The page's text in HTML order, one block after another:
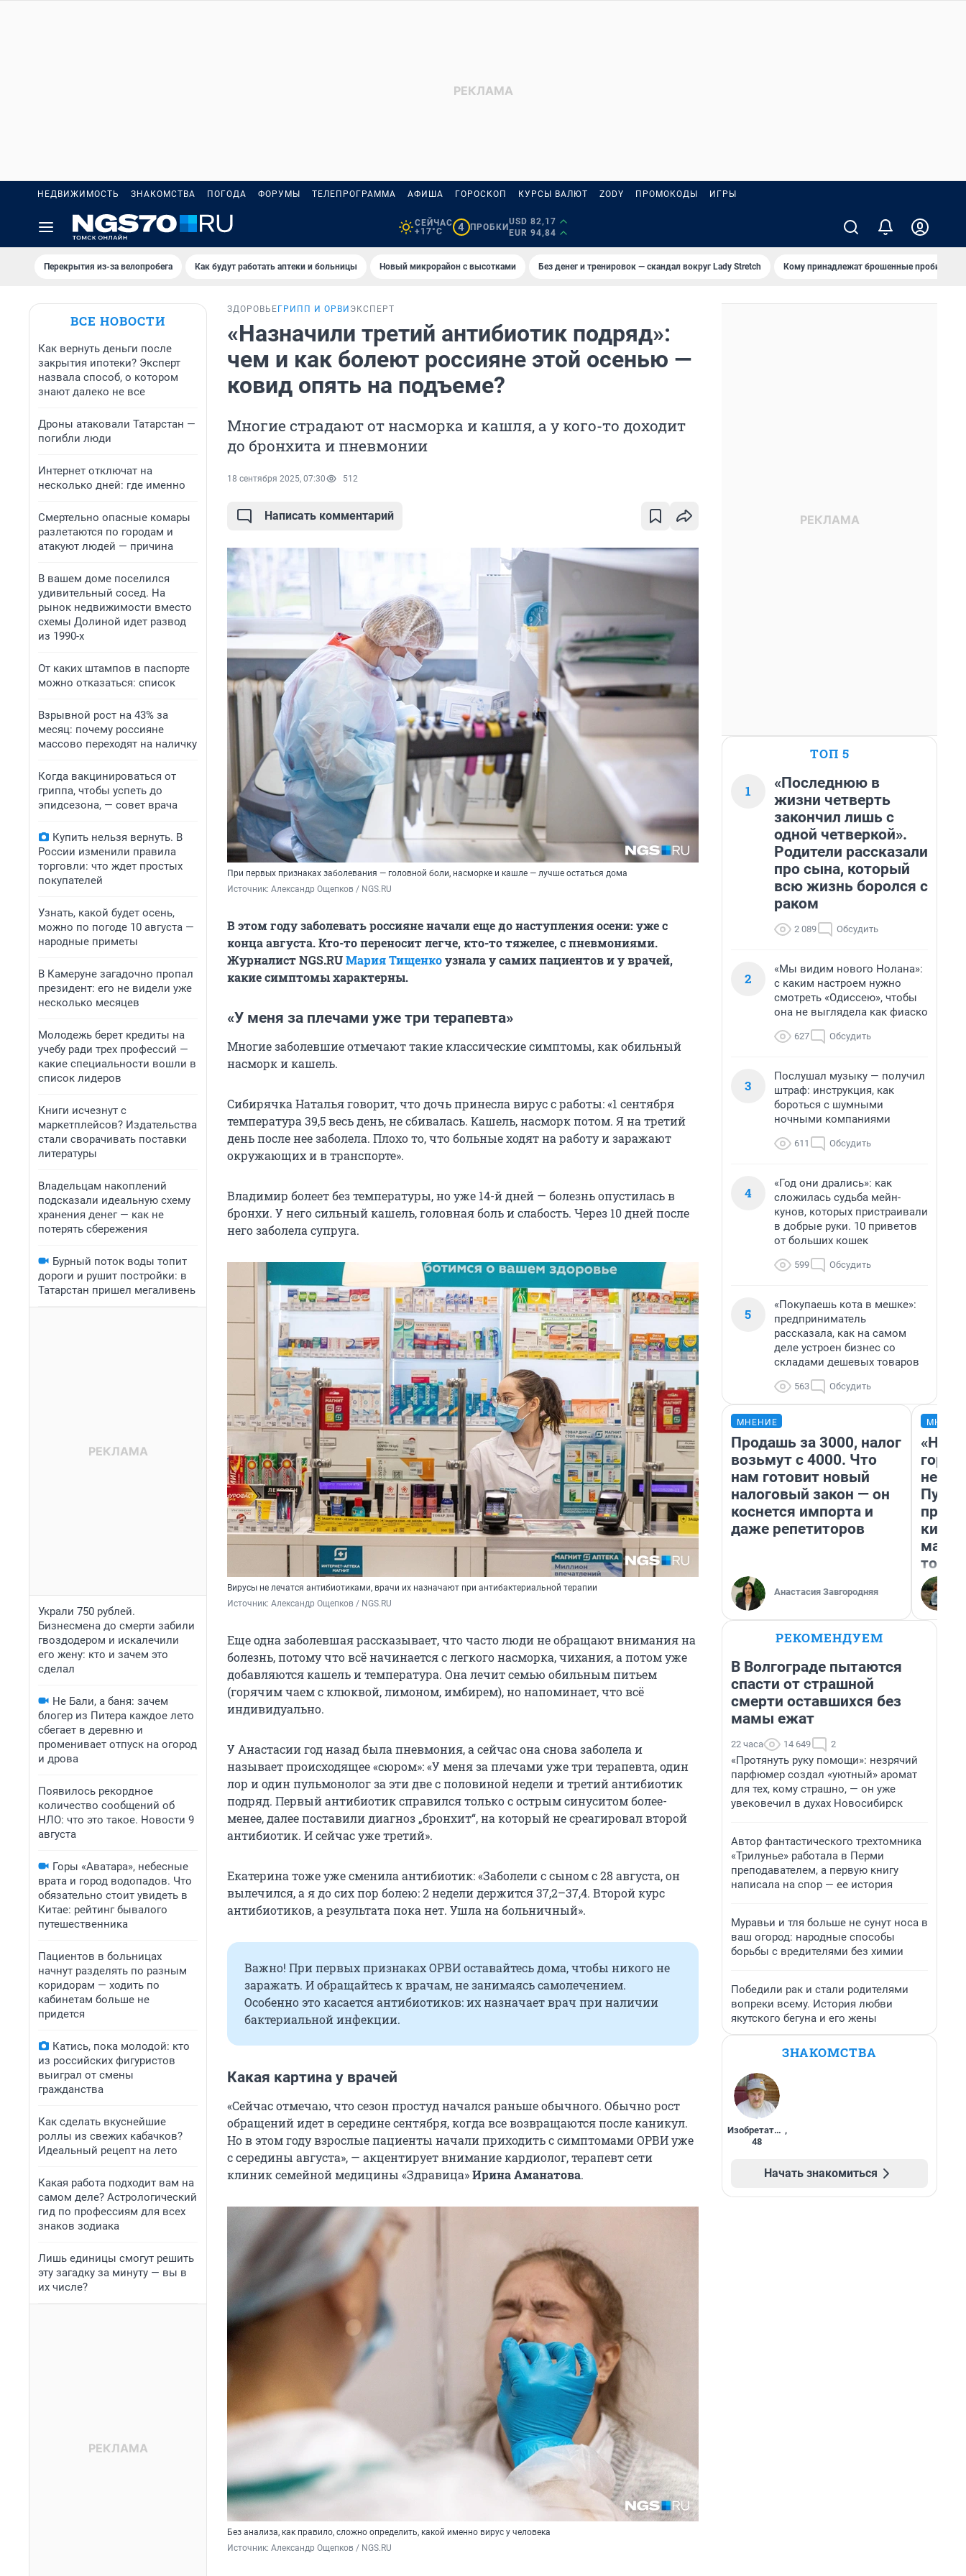
НЕДВИЖИМОСТЬ ЗНАКОМСТВА ПОГОДА ФОРУМЫ ТЕЛЕПРОГРАММА АФИША ГОРОСКОП КУРСЫ ВАЛЮТ ZODY ПРОМОКОДЫ ИГРЫ
СЕЙЧАС
+17°C
4 ПРОБКИ
USD 82,17
EUR 94,84
Перекрытия из-за велопробега Как будут работать аптеки и больницы Новый микрорайон с высотками Без денег и тренировок — скандал вокруг Lady Stretch Кому принадлежат брошенные пробирки?
ВСЕ НОВОСТИ
Как вернуть деньги после
закрытия ипотеки? Эксперт
назвала способ, о котором
знают далеко не все
Дроны атаковали Татарстан —
погибли люди
Интернет отключат на
несколько дней: где именно
Смертельно опасные комары
разлетаются по городам и
атакуют людей — причина
В вашем доме поселился
удивительный сосед. На
рынок недвижимости вместо
схемы Долиной идет развод
из 1990-х
От каких штампов в паспорте
можно отказаться: список
Взрывной рост на 43% за
месяц: почему россияне
массово переходят на наличку
Когда вакцинироваться от
гриппа, чтобы успеть до
эпидсезона, — совет врача
Купить нельзя вернуть. В
России изменили правила
торговли: что ждет простых
покупателей
Узнать, какой будет осень,
можно по погоде 10 августа —
народные приметы
В Камеруне загадочно пропал
президент: его не видели уже
несколько месяцев
Молодежь берет кредиты на
учебу ради трех профессий —
какие специальности вошли в
список лидеров
Книги исчезнут с
маркетплейсов? Издательства
стали сворачивать поставки
литературы
Владельцам накоплений
подсказали идеальную схему
хранения денег — как не
потерять сбережения
Бурный поток воды топит
дороги и рушит постройки: в
Татарстан пришел мегаливень
Украли 750 рублей.
Бизнесмена до смерти забили
гвоздодером и искалечили
его жену: кто и зачем это
сделал
Не Бали, а баня: зачем
блогер из Питера каждое лето
сбегает в деревню и
променивает отпуск на огород
и дрова
Появилось рекордное
количество сообщений об
НЛО: что это такое. Новости 9
августа
Горы «Аватара», небесные
врата и город водопадов. Что
обязательно стоит увидеть в
Китае: рейтинг бывалого
путешественника
Пациентов в больницах
начнут разделять по разным
коридорам — ходить по
кабинетам больше не
придется
Катись, пока молодой: кто
из российских фигуристов
выиграл от смены
гражданства
Как сделать вкуснейшие
роллы из свежих кабачков?
Идеальный рецепт на лето
Какая работа подходит вам на
самом деле? Астрологический
гид по профессиям для всех
знаков зодиака
Лишь единицы смогут решить
эту загадку за минуту — вы в
их числе?
ЗДОРОВЬЕ ГРИПП И ОРВИ ЭКСПЕРТ
«Назначили третий антибиотик подряд»:
чем и как болеют россияне этой осенью —
ковид опять на подъеме?
Многие страдают от насморка и кашля, а у кого-то доходит
до бронхита и пневмонии
18 сентября 2025, 07:30 512
Написать комментарий
При первых признаках заболевания — головной боли, насморке и кашле — лучше остаться дома
Источник: Александр Ощепков / NGS.RU
В этом году заболевать россияне начали еще до наступления осени: уже с
конца августа. Кто-то переносит легче, кто-то тяжелее, с пневмониями.
Журналист NGS.RUМария Тищенкоузнала у самих пациентов и у врачей,
какие симптомы характерны.
«У меня за плечами уже три терапевта»
Многие заболевшие отмечают такие классические симптомы, как обильный
насморк и кашель.
Сибирячка Наталья говорит, что дочь принесла вирус с работы: «1 сентября
температура 39,5 весь день, не сбивалась. Кашель, насморк потом. Я на третий
день после нее заболела. Плохо то, что больные ходят на работу и заражают
окружающих и в транспорте».
Владимир болеет без температуры, но уже 14-й дней — болезнь опустилась в
бронхи. У него сильный кашель, головная боль и слабость. Через 10 дней после
него заболела супруга.
Вирусы не лечатся антибиотиками, врачи их назначают при антибактериальной терапии
Источник: Александр Ощепков / NGS.RU
Еще одна заболевшая рассказывает, что часто люди не обращают внимания на
болезнь, потому что всё начинается с легкого насморка, чихания, а потом уже
добавляются кашель и температура. Она лечит семью обильным питьем
(горячим чаем с клюквой, лимоном, имбирем), но напоминает, что всё
индивидуально.
У Анастасии год назад была пневмония, а сейчас она снова заболела и
называет происходящее «сюром»: «У меня за плечами уже три терапевта, один
лор и один пульмонолог за эти две с половиной недели и третий антибиотик
подряд. Первый антибиотик справился только с острым синуситом более-
менее, далее поставили диагноз „бронхит“, на который не среагировал второй
антибиотик. И сейчас уже третий».
Екатерина тоже уже сменила антибиотик: «Заболели с сыном с 28 августа, он
вылечился, а я до сих пор болею: 2 недели держится 37,2–37,4. Второй курс
антибиотиков, а результата пока нет. Ушла на больничный».
Важно! При первых признаках ОРВИ оставайтесь дома, чтобы никого не
заражать. И обращайтесь к врачам, не занимаясь самолечением.
Особенно это касается антибиотиков: их назначает врач при наличии
бактериальной инфекции.
Какая картина у врачей
«Сейчас отмечаю, что сезон простуд начался раньше обычного. Обычно рост
обращений идет в середине сентября, когда все возвращаются после каникул.
Но в этом году взрослые пациенты начали приходить с симптомами ОРВИ уже
с середины августа», — акцентирует внимание кардиолог, терапевт сети
клиник семейной медицины «Здравица»Ирина Аманатова.
Без анализа, как правило, сложно определить, какой именно вирус у человека
Источник: Александр Ощепков / NGS.RU
ТОП 5
1
«Последнюю в
жизни четверть
закончил лишь с
одной четверкой».
Родители рассказали
про сына, который
всю жизнь боролся с
раком
2 089 Обсудить
2
«Мы видим нового Нолана»:
с каким настроем нужно
смотреть «Одиссею», чтобы
она не выглядела как фиаско
627 Обсудить
3
Послушал музыку — получил
штраф: инструкция, как
бороться с шумными
ночными компаниями
611 Обсудить
4
«Год они дрались»: как
сложилась судьба мейн-
кунов, которых пристраивали
в добрые руки. 10 приветов
от больших кошек
599 Обсудить
5
«Покупаешь кота в мешке»:
предприниматель
рассказала, как на самом
деле устроен бизнес со
складами дешевых товаров
563 Обсудить
МНЕНИЕ
Продашь за 3000, налог
возьмут с 4000. Что
нам готовит новый
налоговый закон — он
коснется импорта и
даже репетиторов
Анастасия Завгородняя
«Нет
того
РЕКОМЕНДУЕМ
В Волгограде пытаются
спасти от страшной
смерти оставшихся без
мамы ежат
22 часа 14 649 2
«Протянуть руку помощи»: незрячий
парфюмер создал «уютный» аромат
для тех, кому страшно, — он уже
увековечил в духах Новосибирск
Автор фантастического трехтомника
«Трилунье» работала в Перми
преподавателем, а первую книгу
написала на спор — ее история
Муравьи и тля больше не сунут носа в
ваш огород: народные способы
борьбы с вредителями без химии
Победили рак и стали родителями
вопреки всему. История любви
якутского бегуна и его жены
ЗНАКОМСТВА
Изобретатель ,
48
Начать знакомиться